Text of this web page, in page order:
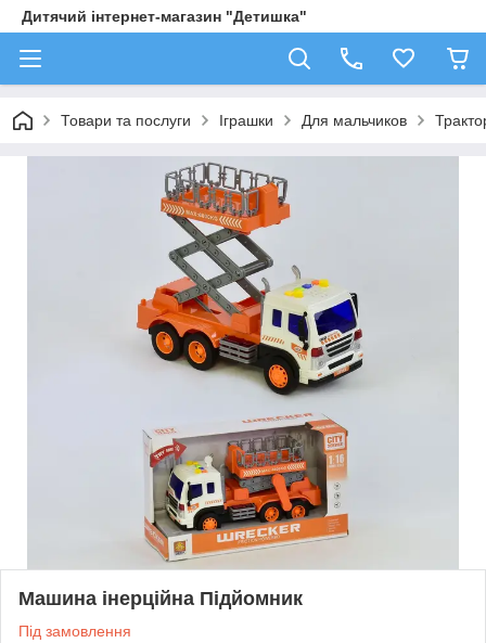
Дитячий інтернет-магазин "Детишка"
Товари та послуги Іграшки Для мальчиков
Машина інерційна Підйомник
Під замовлення